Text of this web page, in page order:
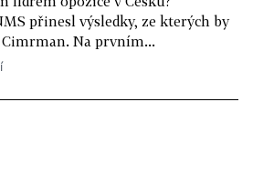
přinesl výsledky, ze kterých by
Na prvním...